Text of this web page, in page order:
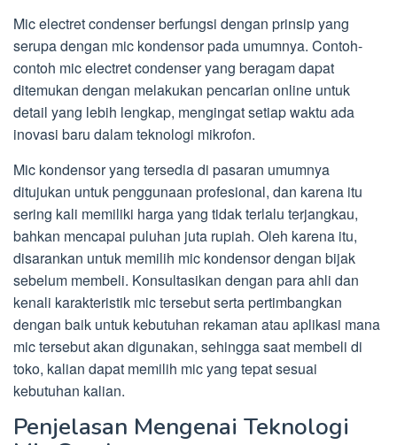
Mic electret condenser berfungsi dengan prinsip yang
serupa dengan mic kondensor pada umumnya. Contoh-
contoh mic electret condenser yang beragam dapat
ditemukan dengan melakukan pencarian online untuk
detail yang lebih lengkap, mengingat setiap waktu ada
inovasi baru dalam teknologi mikrofon.
Mic kondensor yang tersedia di pasaran umumnya
ditujukan untuk penggunaan profesional, dan karena itu
sering kali memiliki harga yang tidak terlalu terjangkau,
bahkan mencapai puluhan juta rupiah. Oleh karena itu,
disarankan untuk memilih mic kondensor dengan bijak
sebelum membeli. Konsultasikan dengan para ahli dan
kenali karakteristik mic tersebut serta pertimbangkan
dengan baik untuk kebutuhan rekaman atau aplikasi mana
mic tersebut akan digunakan, sehingga saat membeli di
toko, kalian dapat memilih mic yang tepat sesuai
kebutuhan kalian.
Penjelasan Mengenai Teknologi